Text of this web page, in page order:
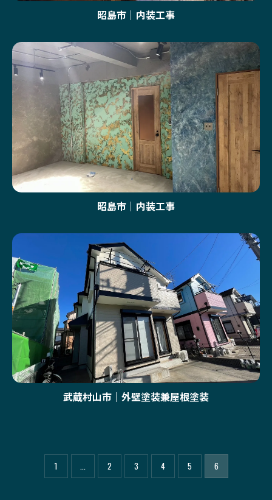
昭島市｜内装工事
昭島市｜内装工事
武蔵村山市｜外壁塗装兼屋根塗装
1 2 3 4 5 6